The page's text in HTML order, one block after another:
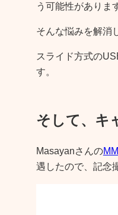
う可能性がありま
そんな悩みを解消
スライド方式の
す。
そして、キ
Masayanさんの
遇したので、記念